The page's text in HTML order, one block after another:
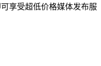
享受超低价格媒体发布服